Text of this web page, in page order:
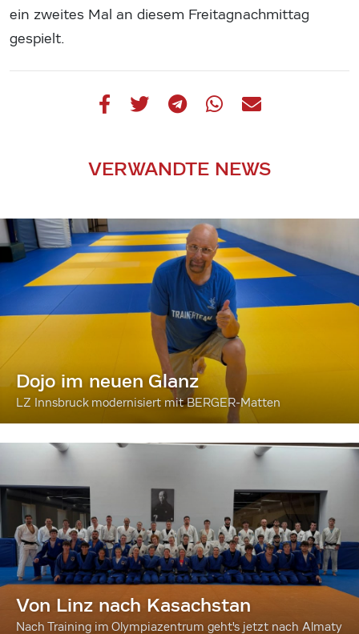
ein zweites Mal an diesem Freitagnachmittag
gespielt.
VERWANDTE NEWS
Dojo im neuen Glanz
LZ Innsbruck modernisiert mit BERGER-Matten
Von Linz nach Kasachstan
Nach Training im Olympiazentrum geht's jetzt nach Almaty